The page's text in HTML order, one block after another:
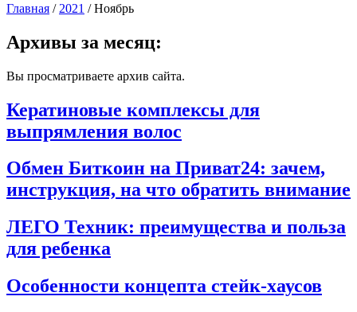
Главная / 2021 / Ноябрь
Архивы за месяц:
Вы просматриваете архив сайта.
Кератиновые комплексы для
выпрямления волос
Обмен Биткоин на Приват24: зачем,
инструкция, на что обратить внимание
ЛЕГО Техник: преимущества и польза
для ребенка
Особенности концепта стейк-хаусов